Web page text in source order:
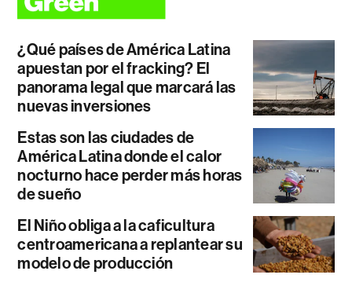
¿Qué países de América Latina
apuestan por el fracking? El
panorama legal que marcará las
nuevas inversiones
Estas son las ciudades de
América Latina donde el calor
nocturno hace perder más horas
de sueño
El Niño obliga a la caficultura
centroamericana a replantear su
modelo de producción